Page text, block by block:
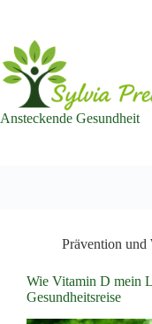
springen
Ansteckende Gesundheit
Prävention und
Wie Vitamin D mein
Gesundheitsreise